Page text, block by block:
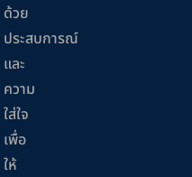
ด้วย
ประสบการณ์
และ
ความ
ใส่ใจ
เพื่อ
ให้